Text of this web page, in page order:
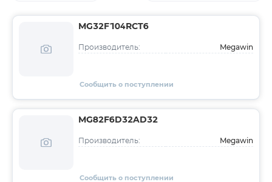
MG32F104RCT6
Производитель: Megawin
Сообщить о поступлении
MG82F6D32AD32
Производитель: Megawin
Сообщить о поступлении